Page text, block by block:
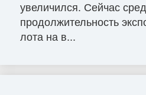
увеличился. Сейчас
продолжительность
лота на в...